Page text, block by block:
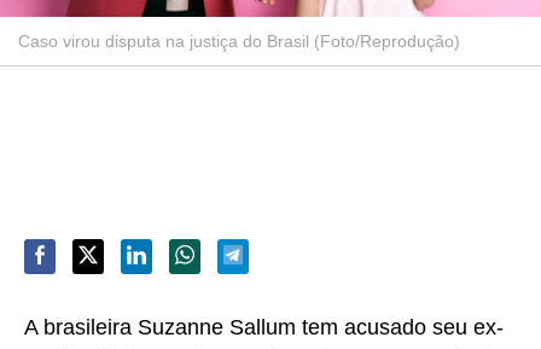
Caso virou disputa na justiça do Brasil (Foto/Reprodução)
A brasileira Suzanne Sallum tem acusado seu ex-